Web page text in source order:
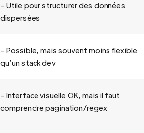
– Utile pour structurer des données
dispersées
– Possible, mais souvent moins flexible
qu’un stack dev
– Interface visuelle OK, mais il faut
comprendre pagination/regex